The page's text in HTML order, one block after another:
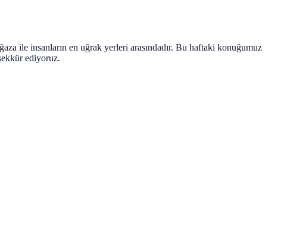
ile insanların en uğrak yerleri arasındadır. Bu haftaki konuğumuz
ediyoruz.